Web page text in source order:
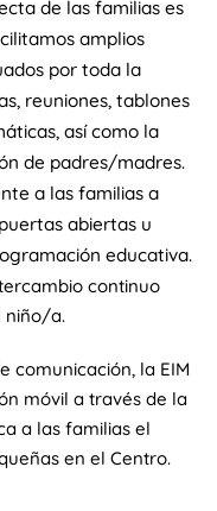
de las familias es
amplios
por toda la
reuniones, tablones
así como la
de padres/madres.
a las familias a
abiertas u
educativa.
continuo
niño/a.
comunicación, la EIM
móvil a través de la
a las familias el
en el Centro.